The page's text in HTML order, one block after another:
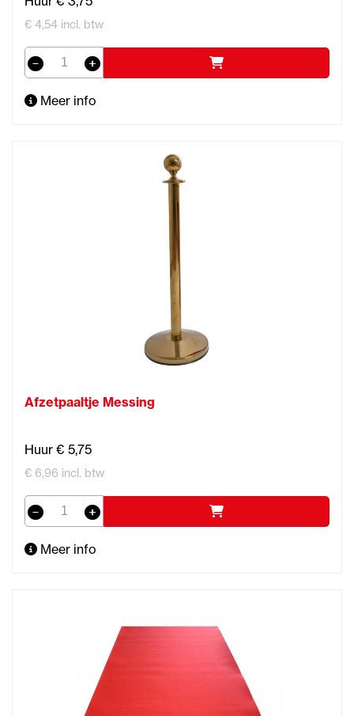
€ 4,54 incl. btw
Meer info
Afzetpaaltje Messing
Huur € 5,75
€ 6,96 incl. btw
Meer info